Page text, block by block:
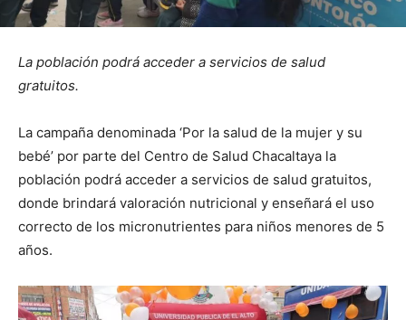
La población podrá acceder a servicios de salud
gratuitos.
La campaña denominada ‘Por la salud de la mujer y su
bebé’ por parte del Centro de Salud Chacaltaya la
población podrá acceder a servicios de salud gratuitos,
donde brindará valoración nutricional y enseñará el uso
correcto de los micronutrientes para niños menores de 5
años.